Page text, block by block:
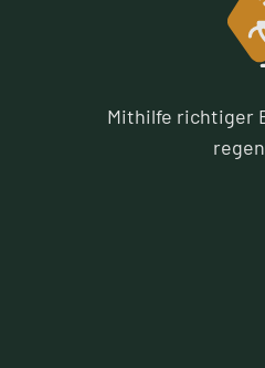
Mithilfe richtiger